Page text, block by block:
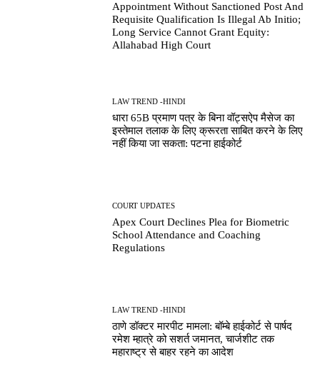
Appointment Without Sanctioned Post And
Requisite Qualification Is Illegal Ab Initio;
Long Service Cannot Grant Equity:
Allahabad High Court
LAW TREND -HINDI
धारा 65B प्रमाण पत्र के बिना वॉट्सऐप मैसेज का
इस्तेमाल तलाक के लिए क्रूरता साबित करने के लिए
नहीं किया जा सकता: पटना हाईकोर्ट
COURT UPDATES
Apex Court Declines Plea for Biometric
School Attendance and Coaching
Regulations
LAW TREND -HINDI
ठाणे डॉक्टर मारपीट मामला: बॉम्बे हाईकोर्ट से पार्षद
रमेश म्हात्रे को सशर्त जमानत, चार्जशीट तक
महाराष्ट्र से बाहर रहने का आदेश